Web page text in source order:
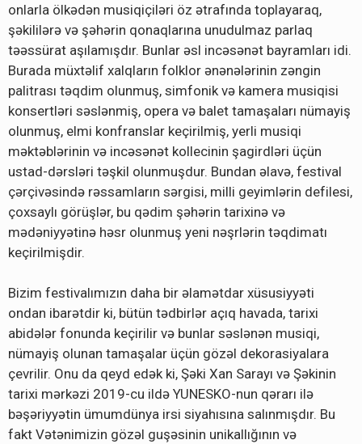
onlarla ölkədən musiqiçiləri öz ətrafında toplayaraq,
şəkililərə və şəhərin qonaqlarına unudulmaz parlaq
təəssürat aşılamışdır. Bunlar əsl incəsənət bayramları idi.
Burada müxtəlif xalqların folklor ənənələrinin zəngin
palitrası təqdim olunmuş, simfonik və kamera musiqisi
konsertləri səslənmiş, opera və balet tamaşaları nümayiş
olunmuş, elmi konfranslar keçirilmiş, yerli musiqi
məktəblərinin və incəsənət kollecinin şagirdləri üçün
ustad-dərsləri təşkil olunmuşdur. Bundan əlavə, festival
çərçivəsində rəssamların sərgisi, milli geyimlərin defilesi,
çoxsaylı görüşlər, bu qədim şəhərin tarixinə və
mədəniyyətinə həsr olunmuş yeni nəşrlərin təqdimatı
keçirilmişdir.
Bizim festivalımızın daha bir əlamətdar xüsusiyyəti
ondan ibarətdir ki, bütün tədbirlər açıq havada, tarixi
abidələr fonunda keçirilir və bunlar səslənən musiqi,
nümayiş olunan tamaşalar üçün gözəl dekorasiyalara
çevrilir. Onu da qeyd edək ki, Şəki Xan Sarayı və Şəkinin
tarixi mərkəzi 2019-cu ildə YUNESKO-nun qərarı ilə
bəşəriyyətin ümumdünya irsi siyahısına salınmışdır. Bu
fakt Vətənimizin gözəl guşəsinin unikallığının və